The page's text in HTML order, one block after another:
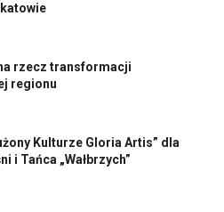
rzecz transformacji
regionu
Kulturze Gloria Artis” dla
i Tańca „Wałbrzych”